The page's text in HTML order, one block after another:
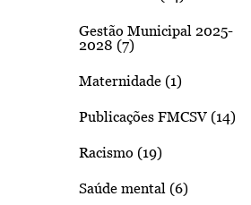
Gestão Municipal 2025-
2028 (7)
Maternidade (1)
Publicações FMCSV (14)
Racismo (19)
Saúde mental (6)